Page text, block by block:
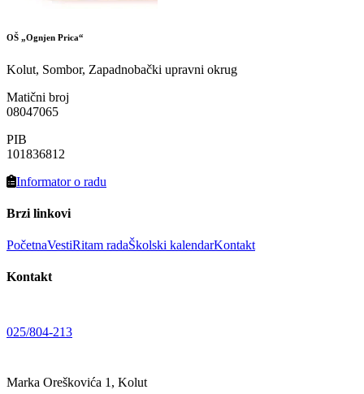
OŠ „Ognjen Prica“
Kolut, Sombor, Zapadnobački upravni okrug
Matični broj
08047065
PIB
101836812
Informator o radu
Brzi linkovi
PočetnaVestiRitam radaŠkolski kalendarKontakt
Kontakt
025/804-213
Marka Oreškovića 1, Kolut